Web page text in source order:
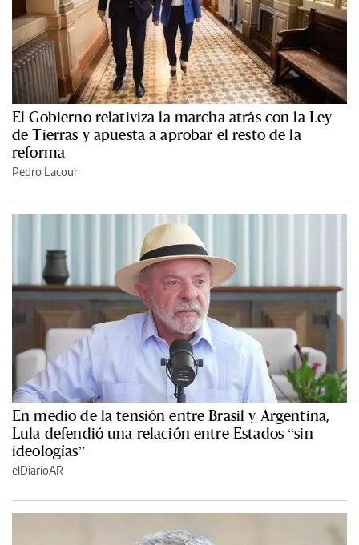
El Gobierno relativiza la marcha atrás con la Ley
de Tierras y apuesta a aprobar el resto de la
reforma
Pedro Lacour
En medio de la tensión entre Brasil y Argentina,
Lula defendió una relación entre Estados “sin
ideologías”
elDiarioAR